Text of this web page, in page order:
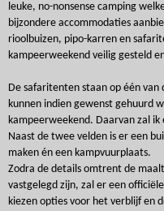
leuke, no-nonsense camping
bijzondere accommodaties
rioolbuizen, pipo-karren en
kampeerweekend veilig gesteld
De safaritenten staan op één van
kunnen indien gewenst gehuurd
kampeerweekend. Daarvan zal
Naast de twee velden is er een
maken én een kampvuurplaats.
Zodra de details omtrent de
vastgelegd zijn, zal er een
kiezen opties voor het verblijf en